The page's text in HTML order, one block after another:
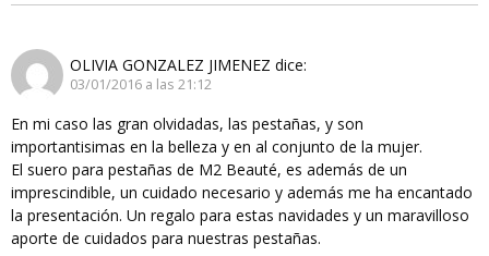
OLIVIA GONZALEZ JIMENEZ dice:
03/01/2016 a las 21:12
En mi caso las gran olvidadas, las pestañas, y son
importantisimas en la belleza y en al conjunto de la mujer.
El suero para pestañas de M2 Beauté, es además de un
imprescindible, un cuidado necesario y además me ha encantado
la presentación. Un regalo para estas navidades y un maravilloso
aporte de cuidados para nuestras pestañas.